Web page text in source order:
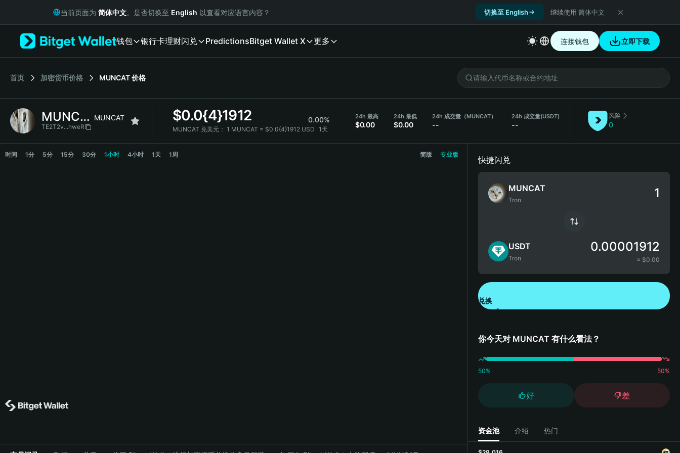
Русский
Italiano
简体中文
繁體中文
Bahasa Indonesia
当前页面为 简体中文。是否切换至 English 以查看对应语言内容？ 切换至 English 继续使用 简体中文
钱包 银行卡理财闪兑 PredictionsBitget Wallet X 更多 连接钱包 立即下载
首页 加密货币价格 MUNCAT价格
MUNCAT MUNCAT
TE2T2v...hweR
$0.0{4}1912 0.00%
MUNCAT 兑美元： 1 MUNCAT = $0.0{4}1912 USD 1天
24h 最高
$0.00
24h 最低
$0.00
24h 成交量（MUNCAT）
--
24h 成交量(USDT)
--
风险
0
MUNCAT 价格走势图
时间 1分 5分 15分 30分 1小时 4小时 1天 1周 简版 专业版
快捷闪兑
MUNCAT
Tron
USDT
Tron
0.00001912
≈ $0.00
兑换
你今天对 MUNCAT 有什么看法？
50% 50%
好 差
资金池 介绍 热门